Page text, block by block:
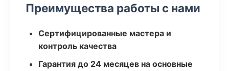
Преимущества работы с нами
Сертифицированные мастера и
контроль качества
Гарантия до 24 месяцев на основные